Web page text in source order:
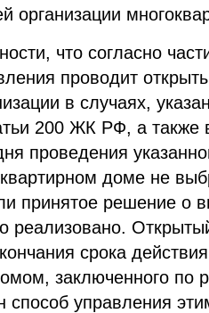
организации
что согласно
проводит
в случаях,
200 ЖК РФ, а также
проведения
доме не
принятое решение о
срока
заключенного по
способ управления